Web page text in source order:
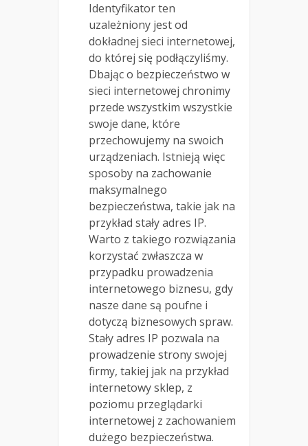
Identyfikator ten
uzależniony jest od
dokładnej sieci internetowej,
do której się podłączyliśmy.
Dbając o bezpieczeństwo w
sieci internetowej chronimy
przede wszystkim wszystkie
swoje dane, które
przechowujemy na swoich
urządzeniach. Istnieją więc
sposoby na zachowanie
maksymalnego
bezpieczeństwa, takie jak na
przykład stały adres IP.
Warto z takiego rozwiązania
korzystać zwłaszcza w
przypadku prowadzenia
internetowego biznesu, gdy
nasze dane są poufne i
dotyczą biznesowych spraw.
Stały adres IP pozwala na
prowadzenie strony swojej
firmy, takiej jak na przykład
internetowy sklep, z
poziomu przeglądarki
internetowej z zachowaniem
dużego bezpieczeństwa.